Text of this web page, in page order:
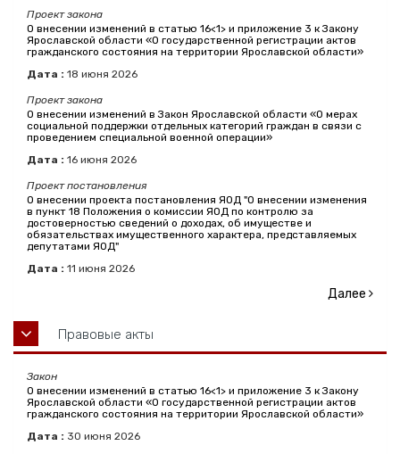
Проект закона
О внесении изменений в статью 16<1> и приложение 3 к Закону
Ярославской области «О государственной регистрации актов
гражданского состояния на территории Ярославской области»
Дата : 18 июня 2026
Проект закона
О внесении изменений в Закон Ярославской области «О мерах
социальной поддержки отдельных категорий граждан в связи с
проведением специальной военной операции»
Дата : 16 июня 2026
Проект постановления
О внесении проекта постановления ЯОД "О внесении изменения
в пункт 18 Положения о комиссии ЯОД по контролю за
достоверностью сведений о доходах, об имуществе и
обязательствах имущественного характера, представляемых
депутатами ЯОД"
Дата : 11 июня 2026
Далее
Правовые акты
Закон
О внесении изменений в статью 16<1> и приложение 3 к Закону
Ярославской области «О государственной регистрации актов
гражданского состояния на территории Ярославской области»
Дата : 30 июня 2026